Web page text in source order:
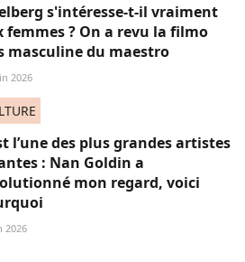
s'intéresse-t-il vraiment
femmes ? On a revu la filmo
masculine du maestro
2026
l’une des plus grandes artistes
: Nan Goldin a
mon regard, voici
2026